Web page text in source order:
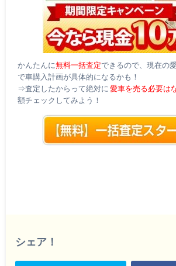
かんたんに無料一括査定できるので、現在の
で車購入計画が具体的になるかも！
⇒査定したからって絶対に 愛車を売る必要は
額チェックしてみよう！
シェア！